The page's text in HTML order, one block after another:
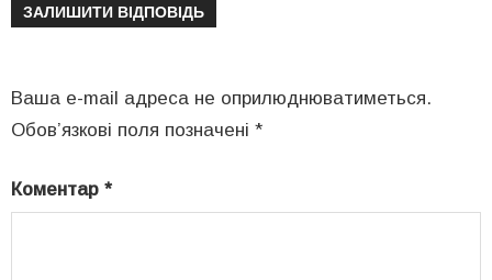
ЗАЛИШИТИ ВІДПОВІДЬ
Ваша e-mail адреса не оприлюднюватиметься.
Обов’язкові поля позначені *
Коментар *